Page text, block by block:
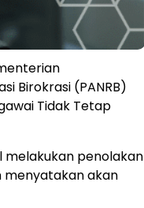
Birokrasi (PANRB)
Tidak Tetap
melakukan penolakan
menyatakan akan